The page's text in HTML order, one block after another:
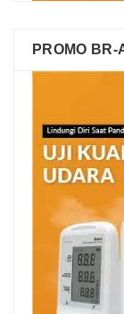
PROMO BR-